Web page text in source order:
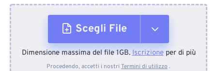
Scegli File
Dal dispositivo
Dimensione massima del file 1GB.Iscrizioneper di più
Procedendo, accetti i nostri Termini di utilizzo .